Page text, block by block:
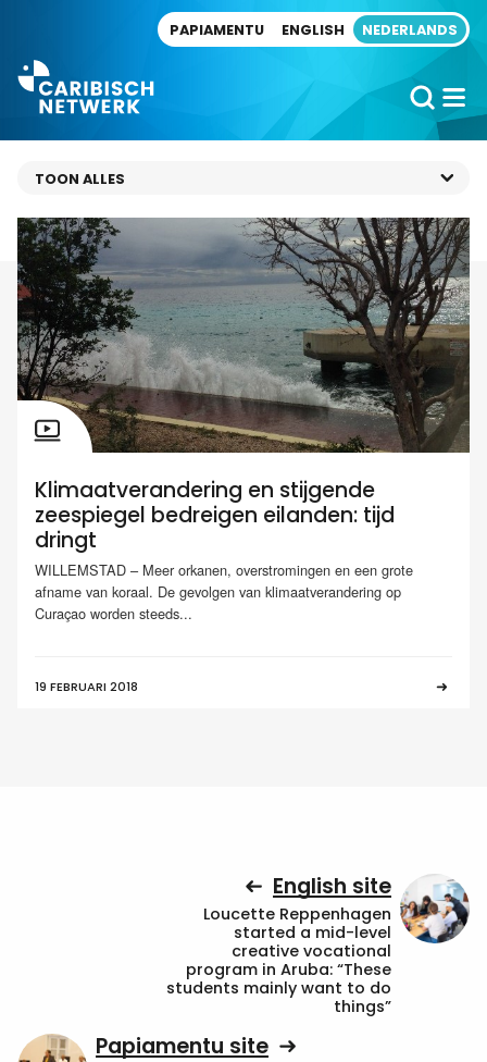
PAPIAMENTU ENGLISH NEDERLANDS
Klimaatverandering en stijgende
zeespiegel bedreigen eilanden: tijd
dringt
WILLEMSTAD – Meer orkanen, overstromingen en een grote
afname van koraal. De gevolgen van klimaatverandering op
Curaçao worden steeds...
19 FEBRUARI 2018
English site
Loucette Reppenhagen
started a mid-level
creative vocational
program in Aruba: “These
students mainly want to do
things”
Papiamentu site